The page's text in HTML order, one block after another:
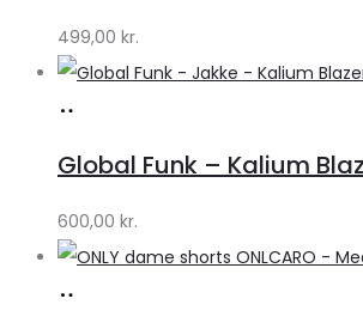
499,00 kr.
Lykke
by
Lykke
Global Funk – Kalium
600,00 kr.